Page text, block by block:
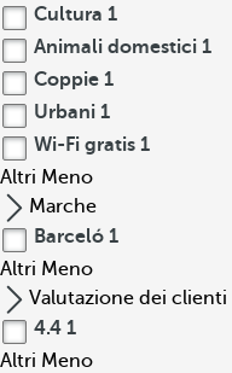
Cultura 1
Animali domestici 1
Coppie 1
Urbani 1
Wi-Fi gratis 1
Altri Meno
Marche
Barceló 1
Altri Meno
Valutazione dei clienti
4.4 1
Altri Meno